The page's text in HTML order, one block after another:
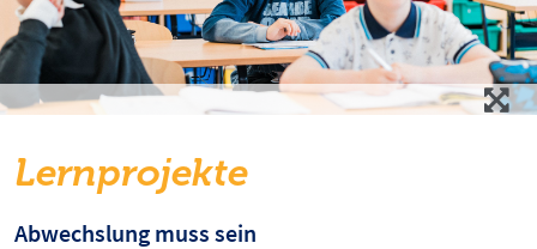
Lernprojekte
Abwechslung muss sein